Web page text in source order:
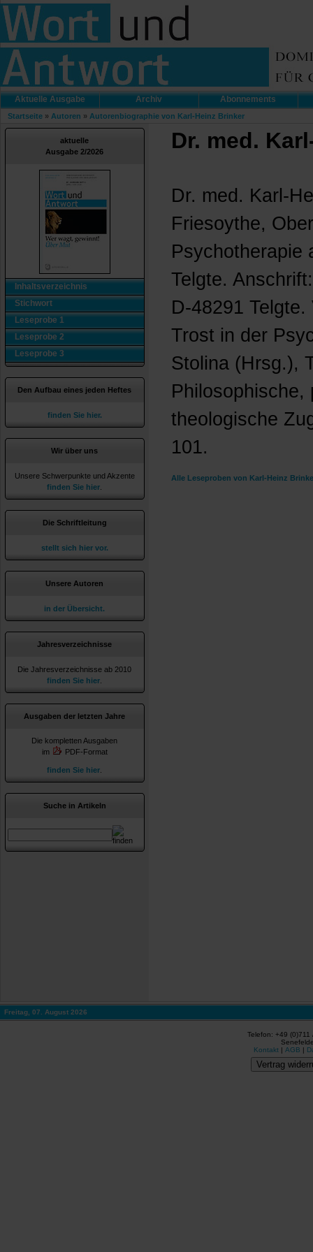
Aktuelle Ausgabe Archiv Abonnements
Startseite » Autoren » Autorenbiographie von Karl-Heinz Brinker
aktuelle
Ausgabe 2/2026
Inhaltsverzeichnis
Stichwort
Leseprobe 1
Leseprobe 2
Leseprobe 3
Den Aufbau eines jeden Heftes
finden Sie hier.
Wir über uns
Unsere Schwerpunkte und Akzente
finden Sie hier
Die Schriftleitung
stellt sich hier vor.
Unsere Autoren
in der Übersicht.
Jahresverzeichnisse
Die Jahresverzeichnisse ab 2010
finden Sie hier
Ausgaben der letzten Jahre
Die kompletten Ausgaben
im
PDF-Format
finden Sie hier
Suche in Artikeln
Dr. med.
Dr. med. Karl-
Friesoythe,
Psychotherapie
Telgte.
D-48291
Trost in der
Stolina (Hrsg.),
Philosophische,
theologische
101.
Alle Leseproben von Karl-Heinz
Freitag, 07. August 2026
Telefon: +49
Kontakt | AGB |
Vertrag